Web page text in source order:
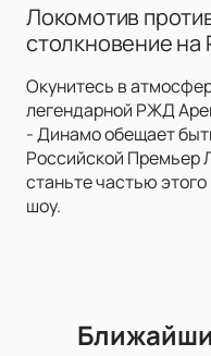
Локомотив
столкновение
Окунитесь в
легендарной РЖД
- Динамо обещает
Российской Премьер
станьте частью
шоу.